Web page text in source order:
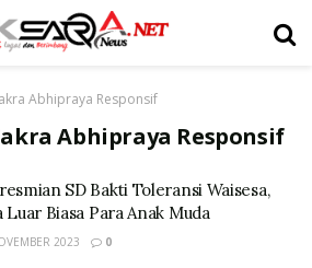
Abhipraya Responsif
Abhipraya Responsif
SD Bakti Toleransi Waisesa,
Luar Biasa Para Anak Muda
2023 0